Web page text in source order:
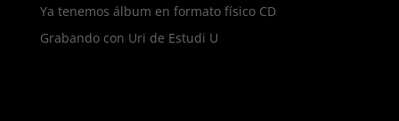
Ya tenemos álbum en formato físico CD
Grabando con Uri de Estudi U